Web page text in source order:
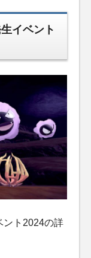
イベント
ント2024の詳